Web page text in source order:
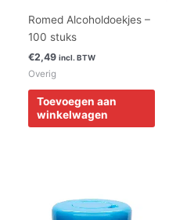
Romed Alcoholdoekjes –
100 stuks
€2,49 incl. BTW
Overig
Toevoegen aan
winkelwagen